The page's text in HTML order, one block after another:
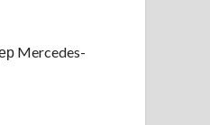
Mercedes-